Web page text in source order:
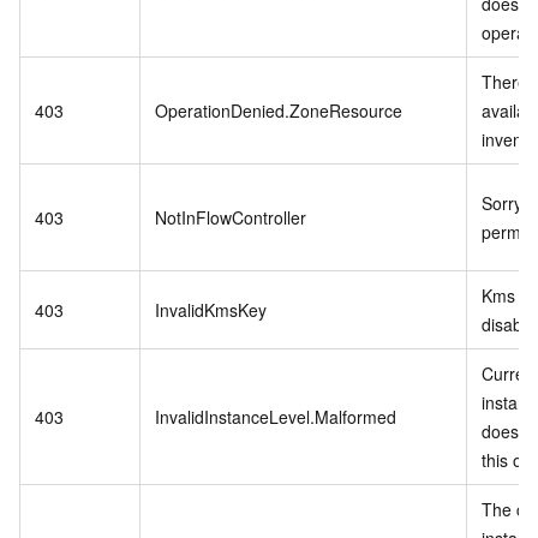
403 OperationDenied.ZoneResource
There
403 NotInFlowController
403 InvalidKmsKey
Kms
403 InvalidInstanceLevel.Malformed
does
this
The